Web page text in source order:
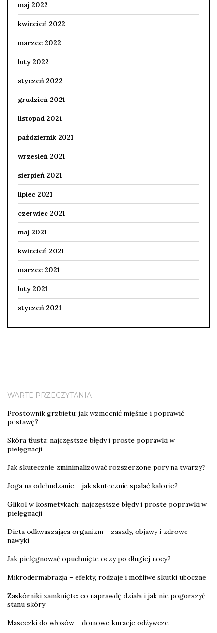
maj 2022
kwiecień 2022
marzec 2022
luty 2022
styczeń 2022
grudzień 2021
listopad 2021
październik 2021
wrzesień 2021
sierpień 2021
lipiec 2021
czerwiec 2021
maj 2021
kwiecień 2021
marzec 2021
luty 2021
styczeń 2021
WARTE PRZECZYTANIA
Prostownik grzbietu: jak wzmocnić mięśnie i poprawić
postawę?
Skóra tłusta: najczęstsze błędy i proste poprawki w
pielęgnacji
Jak skutecznie zminimalizować rozszerzone pory na twarzy?
Joga na odchudzanie – jak skutecznie spalać kalorie?
Glikol w kosmetykach: najczęstsze błędy i proste poprawki w
pielęgnacji
Dieta odkwaszająca organizm – zasady, objawy i zdrowe
nawyki
Jak pielęgnować opuchnięte oczy po długiej nocy?
Mikrodermabrazja – efekty, rodzaje i możliwe skutki uboczne
Zaskórniki zamknięte: co naprawdę działa i jak nie pogorszyć
stanu skóry
Maseczki do włosów – domowe kuracje odżywcze